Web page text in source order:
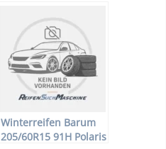
Winterreifen Barum
205/60R15 91H Polaris